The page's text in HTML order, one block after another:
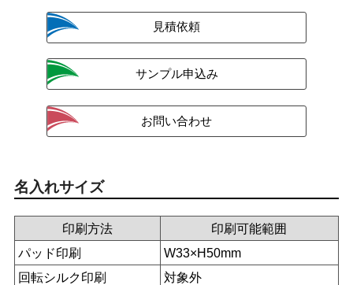
名入れサイズ
印刷方法
印刷可能範囲
パッド印刷
W33×H50mm
回転シルク印刷
対象外